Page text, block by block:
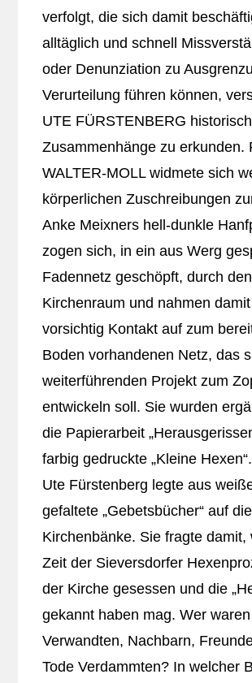
verfolgt, die sich damit
alltäglich und schnell
oder Denunziation zu
Verurteilung führen können,
UTE FÜRSTENBERG
Zusammenhänge zu erkunden.
WALTER-MOLL widmete sich
körperlichen Zuschreibungen
Anke Meixners hell-dunkle
zogen sich, in ein aus Werg
Fadennetz geschöpft, durch den
Kirchenraum und nahmen
vorsichtig Kontakt auf zum
Boden vorhandenen Netz, das
weiterführenden Projekt zum
entwickeln soll. Sie wurden
die Papierarbeit
farbig gedruckte „Kleine Hexen“.
Ute Fürstenberg legte aus
gefaltete „Gebetsbücher“ auf die
Kirchenbänke. Sie fragte damit,
Zeit der Sieversdorfer
der Kirche gesessen und die
gekannt haben mag. Wer
Verwandten, Nachbarn,
Tode Verdammten? In welcher